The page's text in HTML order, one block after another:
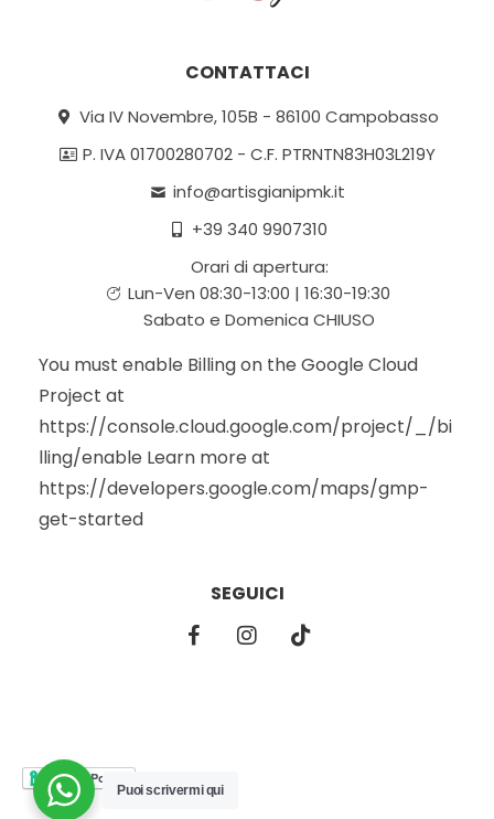
CONTATTACI
Via IV Novembre, 105B - 86100 Campobasso
P. IVA 01700280702 - C.F. PTRNTN83H03L219Y
info@artisgianipmk.it
+39 340 9907310
Orari di apertura:
Lun-Ven 08:30-13:00 | 16:30-19:30
Sabato e Domenica CHIUSO
You must enable Billing on the Google Cloud
Project at
https://console.cloud.google.com/project/_/bi
lling/enable Learn more at
https://developers.google.com/maps/gmp-
get-started
SEGUICI
Puoi scrivermi qui